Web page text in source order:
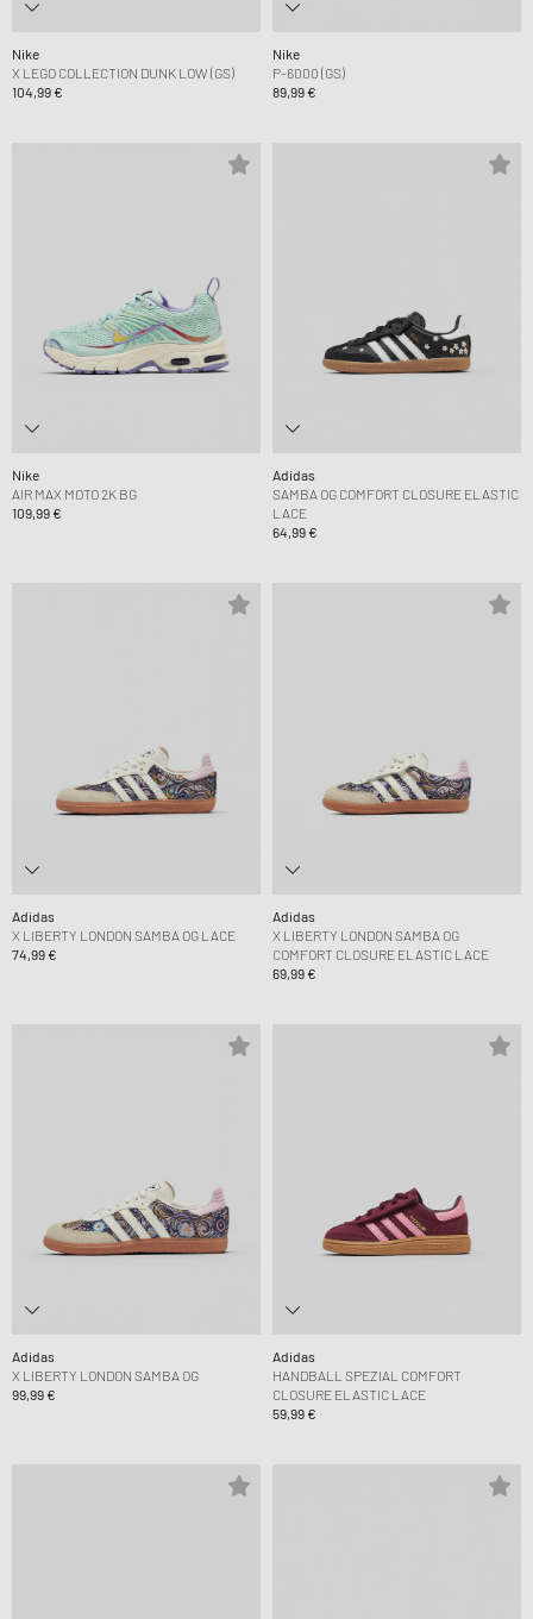
Nike
X LEGO COLLECTION DUNK LOW (GS)
104,99 €
Nike
P-6000 (GS)
89,99 €
Nike
AIR MAX MOTO 2K BG
109,99 €
Adidas
SAMBA OG COMFORT CLOSURE ELASTIC
LACE
64,99 €
Adidas
X LIBERTY LONDON SAMBA OG LACE
74,99 €
Adidas
X LIBERTY LONDON SAMBA OG
COMFORT CLOSURE ELASTIC LACE
69,99 €
Adidas
X LIBERTY LONDON SAMBA OG
99,99 €
Adidas
HANDBALL SPEZIAL COMFORT
CLOSURE ELASTIC LACE
59,99 €